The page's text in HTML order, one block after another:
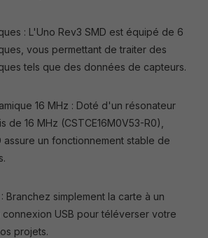
: L'Uno Rev3 SMD est équipé de 6
vous permettant de traiter des
tels que des données de capteurs.
16 MHz : Doté d'un résonateur
de 16 MHz (CSTCE16M0V53-R0),
assure un fonctionnement stable de
Branchez simplement la carte à un
connexion USB pour téléverser votre
projets.